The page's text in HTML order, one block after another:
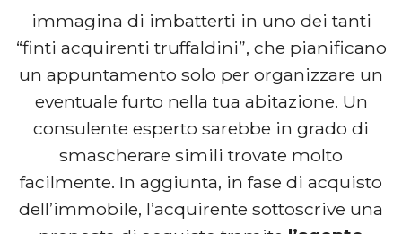
immagina di imbatterti in uno dei tanti
“finti acquirenti truffaldini”, che pianificano
un appuntamento solo per organizzare un
eventuale furto nella tua abitazione. Un
consulente esperto sarebbe in grado di
smascherare simili trovate molto
facilmente. In aggiunta, in fase di acquisto
dell’immobile, l’acquirente sottoscrive una